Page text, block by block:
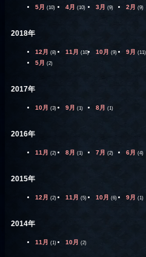
5月 (10) 4月 (10) 3月 (9) 2月 (9)
2018年
12月 (8) 11月 (10) 10月 (9) 9月 (11)
5月 (2)
2017年
10月 (3) 9月 (1) 8月 (1)
2016年
11月 (2) 8月 (1) 7月 (2) 6月 (4)
2015年
12月 (2) 11月 (5) 10月 (6) 9月 (1)
2014年
11月 (1) 10月 (2)